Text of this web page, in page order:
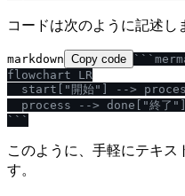
コードは次のように記述し
markdown Copy code
flowchart LR
start["開始"] -->
  process --> done["終了"]
```
このように、手軽にテキ
す。